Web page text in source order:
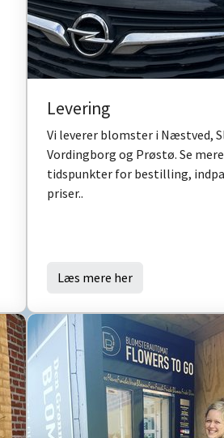
Levering
Vi leverer blomster i Næstved,
Vordingborg og Prøstø. Se
tidspunkter for bestilling,
priser..
Læs mere her